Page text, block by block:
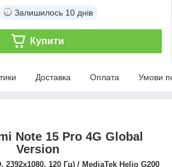
Залишилось 10 днів
Купити
Доставка Оплата Умови
Note 15 Pro 4G Global
Version
2392x1080, 120 Гц) / MediaTek Helio G200